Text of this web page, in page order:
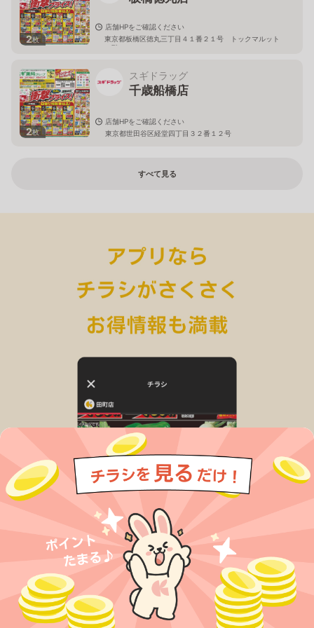
2枚
店舗HPをご確認ください
東京都板橋区徳丸三丁目４１番２１号 トックマルット
１階
2枚
スギドラッグ
千歳船橋店
店舗HPをご確認ください
東京都世田谷区経堂四丁目３２番１２号
すべて見る